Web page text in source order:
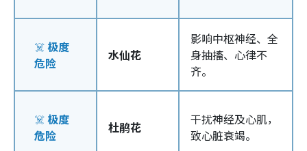
☠️极度
危险
水仙花
影响中枢神经、全
身抽搐、心律不
齐。
☠️极度
危险
杜鹃花
干扰神经及心肌，
致心脏衰竭。